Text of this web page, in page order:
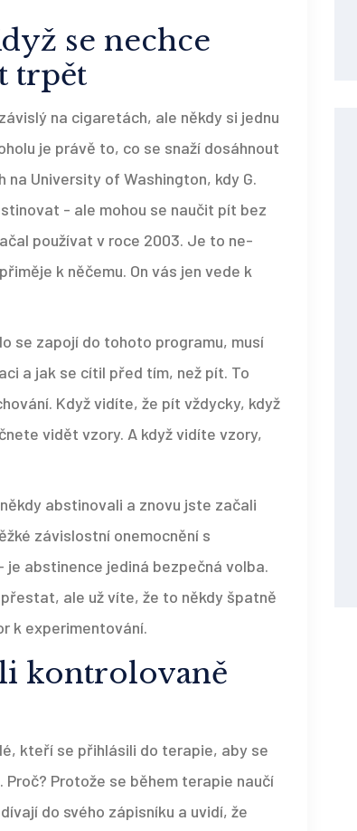
se nechce
trpět
na cigaretách, ale někdy si jednu
je právě to, co se snaží dosáhnout
University of Washington, kdy G.
- ale mohou se naučit pít bez
používat v roce 2003. Je to ne-
k něčemu. On vás jen vede k
se zapojí do tohoto programu, musí
a jak se cítil před tím, než pít. To
Když vidíte, že pít vždycky, když
vidět vzory. A když vidíte vzory,
abstinovali a znovu jste začali
závislostní onemocnění s
abstinence jediná bezpečná volba.
ale už víte, že to někdy špatně
k experimentování.
kontrolovaně
kteří se přihlásili do terapie, aby se
Protože se během terapie naučí
do svého zápisníku a uvidí, že